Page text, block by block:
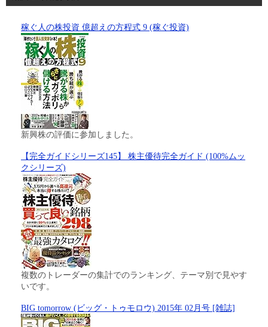
稼ぐ人の株投資 億超えの方程式 9 (稼ぐ投資)
新興株の評価に参加しました。
【完全ガイドシリーズ145】 株主優待完全ガイド (100%ムッ
クシリーズ)
複数のトレーダーの集計でのランキング、テーマ別で見やす
いです。
BIG tomorrow (ビッグ・トゥモロウ) 2015年 02月号 [雑誌]